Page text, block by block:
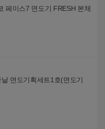
페이스7 면도기 FRESH 본체
면도기획세트1호(면도기